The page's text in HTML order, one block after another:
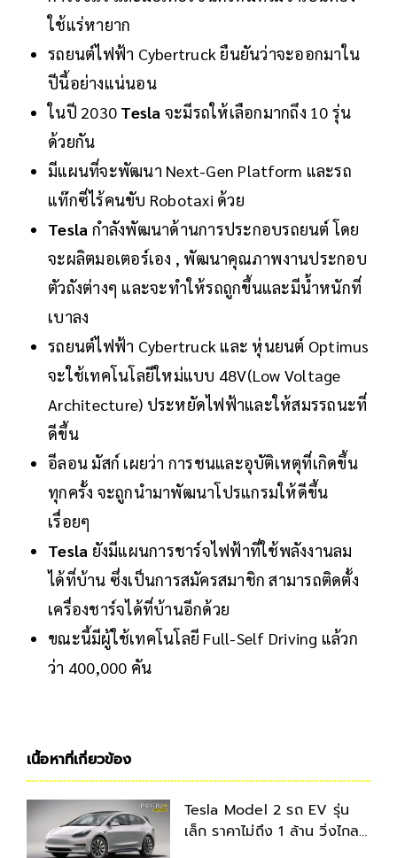
ใช้แร่หายาก
รถยนต์ไฟฟ้า Cybertruck ยืนยันว่าจะออกมาใน
ปีนี้อย่างแน่นอน
ในปี 2030 Tesla จะมีรถให้เลือกมากถึง 10 รุ่น
ด้วยกัน
มีแผนที่จะพัฒนา Next-Gen Platform และรถ
แท๊กซี่ไร้คนขับ Robotaxi ด้วย
Tesla กำลังพัฒนาด้านการประกอบรถยนต์ โดย
จะผลิตมอเตอร์เอง , พัฒนาคุณภาพงานประกอบ
ตัวถังต่างๆ และจะทำให้รถถูกขึ้นและมีน้ำหนักที่
เบาลง
รถยนต์ไฟฟ้า Cybertruck และ หุ่นยนต์ Optimus
จะใช้เทคโนโลยีใหม่แบบ 48V(Low Voltage
Architecture) ประหยัดไฟฟ้าและให้สมรรถนะที่
ดีขึ้น
อีลอน มัสก์ เผยว่า การชนและอุบัติเหตุที่เกิดขึ้น
ทุกครั้ง จะถูกนำมาพัฒนาโปรแกรมให้ดีขึ้น
เรื่อยๆ
Tesla ยังมีแผนการชาร์จไฟฟ้าที่ใช้พลังงานลม
ได้ที่บ้าน ซึ่งเป็นการสมัครสมาชิก สามารถติดตั้ง
เครื่องชาร์จได้ที่บ้านอีกด้วย
ขณะนี้มีผู้ใช้เทคโนโลยี Full-Self Driving แล้วก
ว่า 400,000 คัน
เนื้อหาที่เกี่ยวข้อง
Tesla Model 2 รถ EV รุ่น
เล็ก ราคาไม่ถึง 1 ล้าน วิ่งไกล